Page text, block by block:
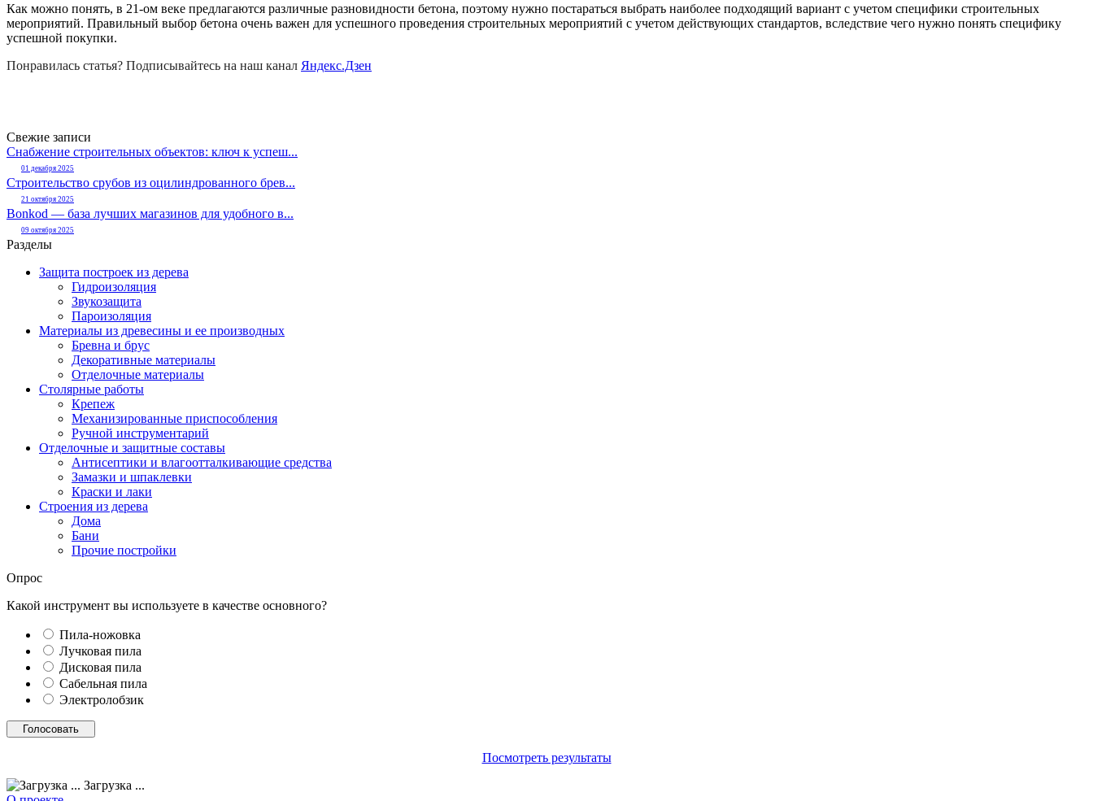
Как можно понять, в 21-ом веке предлагаются различные разновидности бетона, поэтому нужно постараться выбрать наиболее подходящий вариант с учетом специфики строительных
мероприятий. Правильный выбор бетона очень важен для успешного проведения строительных мероприятий с учетом действующих стандартов, вследствие чего нужно понять специфику
успешной покупки.
Понравилась статья? Подписывайтесь на наш канал Яндекс.Дзен
Свежие записи
Снабжение строительных объектов: ключ к успеш...
01 декабря 2025
Строительство срубов из оцилиндрованного брев...
21 октября 2025
Bonkod — база лучших магазинов для удобного в...
09 октября 2025
Разделы
Защита построек из дерева
Гидроизоляция
Звукозащита
Пароизоляция
Материалы из древесины и ее производных
Бревна и брус
Декоративные материалы
Отделочные материалы
Столярные работы
Крепеж
Механизированные приспособления
Ручной инструментарий
Отделочные и защитные составы
Антисептики и влагоотталкивающие средства
Замазки и шпаклевки
Краски и лаки
Строения из дерева
Дома
Бани
Прочие постройки
Опрос
Какой инструмент вы используете в качестве основного?
Пила-ножовка
Лучковая пила
Дисковая пила
Сабельная пила
Электролобзик
Посмотреть результаты
Загрузка ...